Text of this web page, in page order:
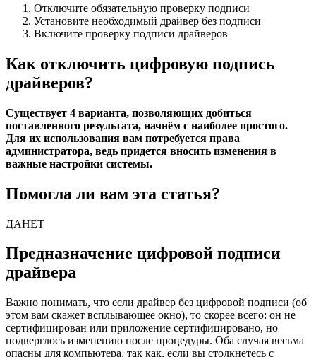
Отключите обязательную проверку подписи
Установите необходимый драйвер без подписи
Включите проверку подписи драйверов
Как отключить цифровую подпись
драйверов?
Существует 4 варианта, позволяющих добиться
поставленного результата, начнём с наиболее простого.
Для их использования вам потребуется права
администратора, ведь придется вносить изменения в
важные настройки системы.
Помогла ли вам эта статья?
ДАНЕТ
Предназначение цифровой подписи
драйвера
Важно понимать, что если драйвер без цифровой подписи (об
этом вам скажет всплывающее окно), то скорее всего: он не
сертифицирован или приложение сертифицировано, но
подверглось изменению после процедуры. Оба случая весьма
опасны для компьютера, так как, если вы столкнетесь с